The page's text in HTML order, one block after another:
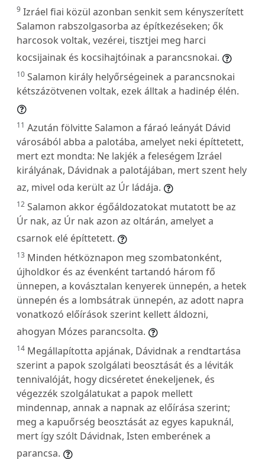
9 Izráel fiai közül azonban senkit sem kényszerített
Salamon rabszolgasorba az építkezéseken; ők
harcosok voltak, vezérei, tisztjei meg harci
kocsijainak és kocsihajtóinak a parancsnokai.
10 Salamon király helyőrségeinek a parancsnokai
kétszázötvenen voltak, ezek álltak a hadinép élén.
11 Azután fölvitte Salamon a fáraó leányát Dávid
városából abba a palotába, amelyet neki építtetett,
mert ezt mondta: Ne lakjék a feleségem Izráel
királyának, Dávidnak a palotájában, mert szent hely
az, mivel oda került az Úr ládája.
12 Salamon akkor égőáldozatokat mutatott be az
Úr nak, az Úr nak azon az oltárán, amelyet a
csarnok elé építtetett.
13 Minden hétköznapon meg szombatonként,
újholdkor és az évenként tartandó három fő
ünnepen, a kovásztalan kenyerek ünnepén, a hetek
ünnepén és a lombsátrak ünnepén, az adott napra
vonatkozó előírások szerint kellett áldozni,
ahogyan Mózes parancsolta.
14 Megállapította apjának, Dávidnak a rendtartása
szerint a papok szolgálati beosztását és a léviták
tennivalóját, hogy dicséretet énekeljenek, és
végezzék szolgálatukat a papok mellett
mindennap, annak a napnak az előírása szerint;
meg a kapuőrség beosztását az egyes kapuknál,
mert így szólt Dávidnak, Isten emberének a
parancsa.